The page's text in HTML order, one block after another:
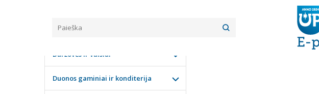
Natūralus
NATŪRALUS
KATEGORIJOS
Daržovės ir vaisiai
Duonos gaminiai ir konditerija